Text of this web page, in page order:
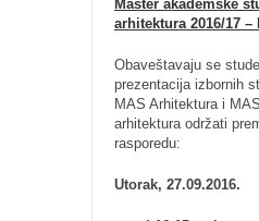
Master akademske
arhitektura 2016/17 –
Obaveštavaju se
prezentacija izbornih
MAS Arhitektura i
arhitektura održati
rasporedu:
Utorak, 27.09.2016.